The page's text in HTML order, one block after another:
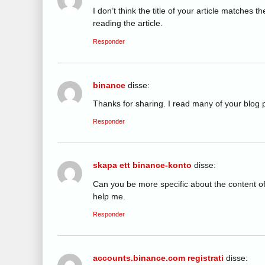
I don’t think the title of your article matches
reading the article.
Responder
binance disse:
Thanks for sharing. I read many of your blog
Responder
skapa ett binance-konto disse:
Can you be more specific about the content
help me.
Responder
accounts.binance.com registrati disse: